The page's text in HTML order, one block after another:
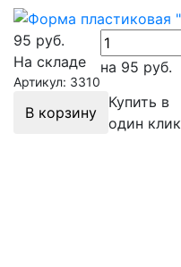
95 руб.
На складе
Артикул: 3310
на 95 руб.
В корзину
Купить в
один клик